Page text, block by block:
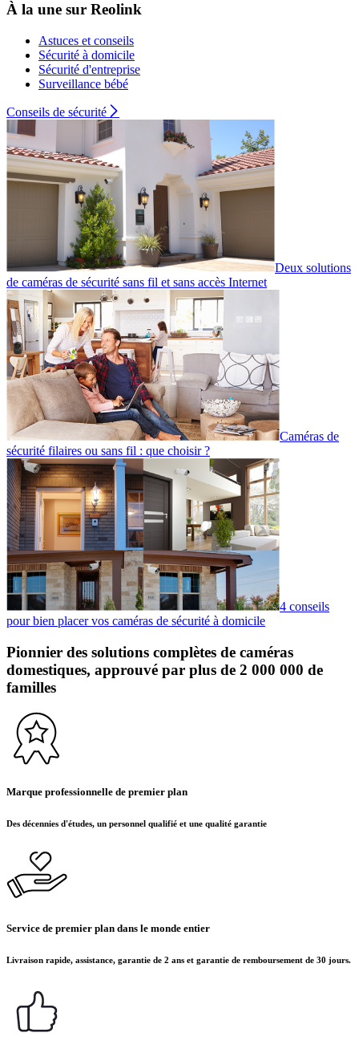
À la une sur Reolink
Astuces et conseils
Sécurité à domicile
Sécurité d'entreprise
Surveillance bébé
Conseils de sécurité
Deux solutions
de caméras de sécurité sans fil et sans accès Internet
Caméras de
sécurité filaires ou sans fil : que choisir ?
4 conseils
pour bien placer vos caméras de sécurité à domicile
Pionnier des solutions complètes de caméras
domestiques, approuvé par plus de 2 000 000 de
familles
Marque professionnelle de premier plan
Des décennies d'études, un personnel qualifié et une qualité garantie
Service de premier plan dans le monde entier
Livraison rapide, assistance, garantie de 2 ans et garantie de remboursement de 30 jours.